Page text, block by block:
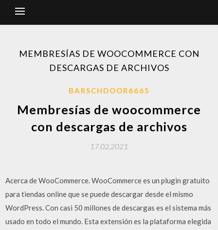
MEMBRESÍAS DE WOOCOMMERCE CON
DESCARGAS DE ARCHIVOS
BARSCHDOOR6665
Membresías de woocommerce
con descargas de archivos
17.02.2021
Acerca de WooCommerce. WooCommerce es un plugin gratuito
para tiendas online que se puede descargar desde el mismo
WordPress. Con casi 50 millones de descargas es el sistema más
usado en todo el mundo. Esta extensión es la plataforma elegida